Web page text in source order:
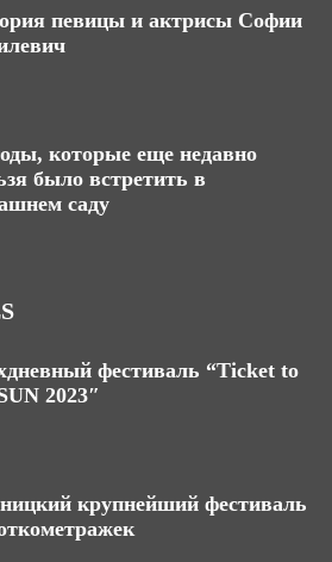
певицы и актрисы Софии
которые еще недавно
было встретить в
саду
фестиваль “Ticket to
2023″
крупнейший фестиваль